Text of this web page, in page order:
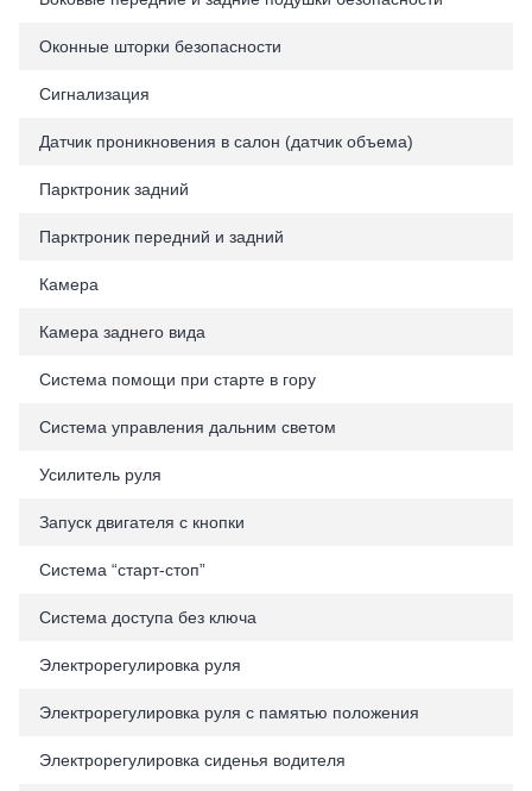
Оконные шторки безопасности
Сигнализация
Датчик проникновения в салон (датчик объема)
Парктроник задний
Парктроник передний и задний
Камера
Камера заднего вида
Система помощи при старте в гору
Система управления дальним светом
Усилитель руля
Запуск двигателя с кнопки
Система “старт-стоп”
Система доступа без ключа
Электрорегулировка руля
Электрорегулировка руля с памятью положения
Электрорегулировка сиденья водителя